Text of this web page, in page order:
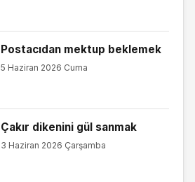
Postacıdan mektup beklemek
5 Haziran 2026 Cuma
Çakır dikenini gül sanmak
3 Haziran 2026 Çarşamba